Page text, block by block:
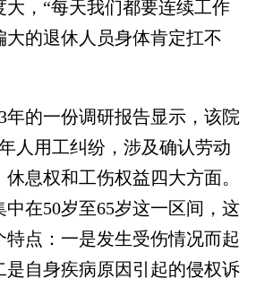
，“每天我们都要连续工作
大的退休人员身体肯定扛不
的一份调研报告显示，该院
人用工纠纷，涉及确认劳动
息权和工伤权益四大方面。
中在50岁至65岁这一区间，这
点：一是发生受伤情况而起
是自身疾病原因引起的侵权诉